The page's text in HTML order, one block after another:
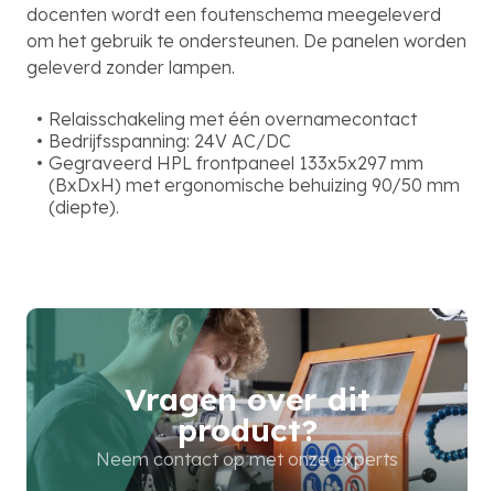
docenten wordt een foutenschema meegeleverd
om het gebruik te ondersteunen. De panelen worden
geleverd zonder lampen.
Relaisschakeling met één overnamecontact
Bedrijfsspanning: 24V AC/DC
Gegraveerd HPL frontpaneel 133x5x297 mm
(BxDxH) met ergonomische behuizing 90/50 mm
(diepte).
Vragen over dit
product?
Neem contact op met onze experts